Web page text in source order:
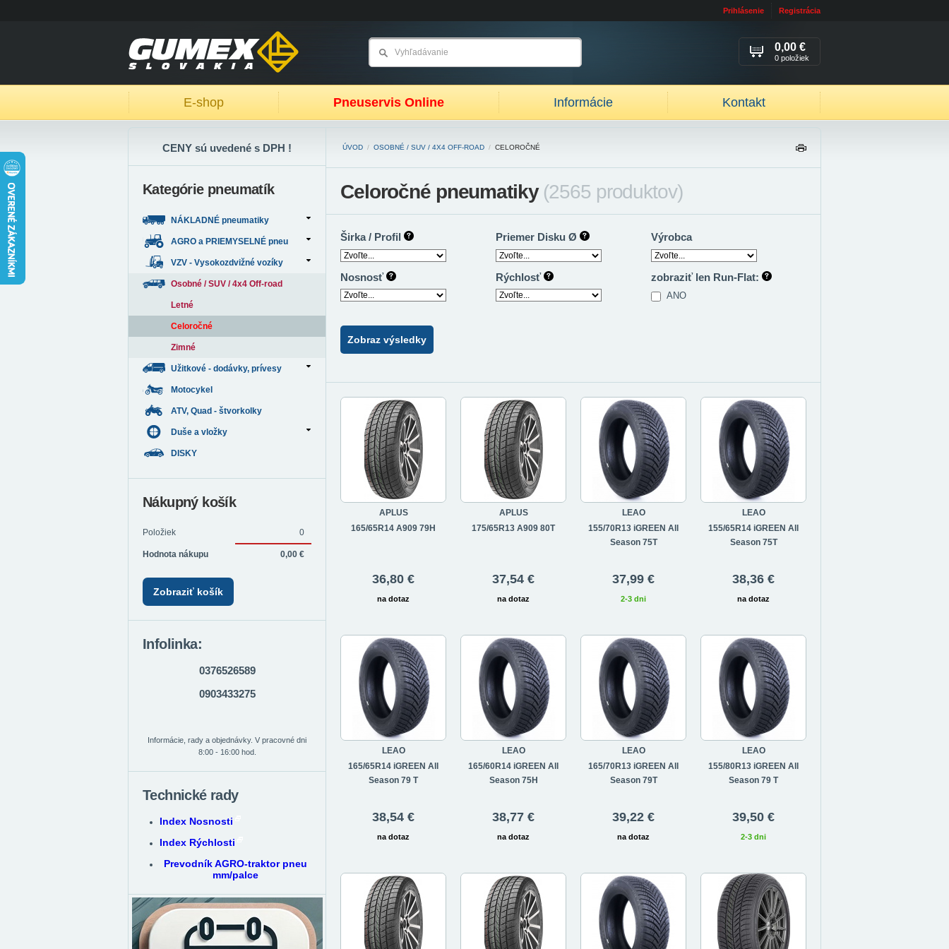
Prihlásenie Registrácia
E-shop Pneuservis Online Informácie Kontakt
0,00 €
0 položiek
ÚVOD / OSOBNÉ / SUV / 4X4 OFF-ROAD / CELOROČNÉ
IŤ
Celoročné pneumatiky (2565 produktov)
Širka / Profil Priemer Disku Ø Výrobca
Nosnosť Rýchlosť zobraziť len Run-Flat:
ANO
Zobraz výsledky
APLUS
165/65R14 A909 79H
36,80 €
na dotaz
APLUS
175/65R13 A909 80T
37,54 €
na dotaz
LEAO
155/70R13 iGREEN All
Season 75T
37,99 €
2-3 dni
LEAO
155/65R14 iGREEN All
Season 75T
38,36 €
na dotaz
LEAO
165/65R14 iGREEN All
Season 79 T
38,54 €
na dotaz
LEAO
165/60R14 iGREEN All
Season 75H
38,77 €
na dotaz
LEAO
165/70R13 iGREEN All
Season 79T
39,22 €
na dotaz
LEAO
155/80R13 iGREEN All
Season 79 T
39,50 €
2-3 dni
CENY sú uvedené s DPH !
Kategórie pneumatík
NÁKLADNÉ pneumatiky
AGRO a PRIEMYSELNÉ pneu
VZV - Vysokozdvižné vozíky
Osobné / SUV / 4x4 Off-road
Letné
Celoročné
Zimné
Užitkové - dodávky, prívesy
Motocykel
ATV, Quad - štvorkolky
Duše a vložky
DISKY
Nákupný košík
Položiek 0
Hodnota nákupu 0,00 €
Zobraziť košík
Infolinka:
0376526589
0903433275
Informácie, rady a objednávky. V pracovné dni
8:00 - 16:00 hod.
Technické rady
Index Nosnosti
Index Rýchlosti
Prevodník AGRO-traktor pneu
mm/palce